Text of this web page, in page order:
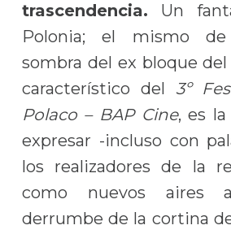
trascendencia. Un
Polonia; el mismo
sombra del ex bloque del
característico del 3º
Polaco – BAP Cine, es
expresar -incluso con
los realizadores de la
como nuevos aires
derrumbe de la cortina